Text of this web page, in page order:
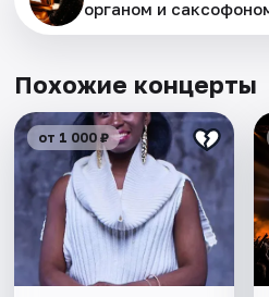
органом и
Похожие концерты
от 1 000 ₽